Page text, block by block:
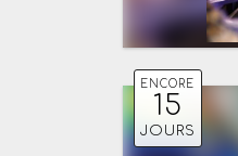
ENCORE
15
JOURS